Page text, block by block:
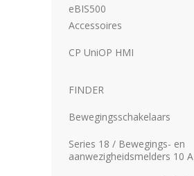
­­eBIS500
­­­Accessoires
CP UniOP HMI
FINDER
Bewegingsschakelaars
Series 18 / Bewegings- en
aanwezigheidsmelders 10 A